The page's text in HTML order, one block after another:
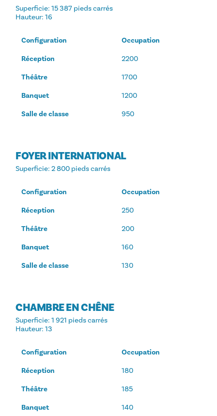
Superficie: 15 387 pieds carrés
Hauteur: 16
Configuration Occupation
Réception 2200
Théâtre 1700
Banquet 1200
Salle de classe 950
FOYER INTERNATIONAL
Superficie: 2 800 pieds carrés
Configuration Occupation
Réception 250
Théâtre 200
Banquet 160
Salle de classe 130
CHAMBRE EN CHÊNE
Superficie: 1 921 pieds carrés
Hauteur: 13
Configuration Occupation
Réception 180
Théâtre 185
Banquet 140